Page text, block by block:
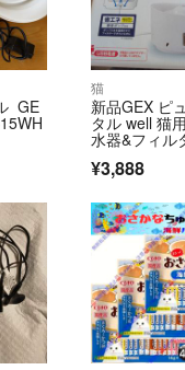
GE
猫
新品GEX ピ
タル well 猫
水器&フィル
¥3,888